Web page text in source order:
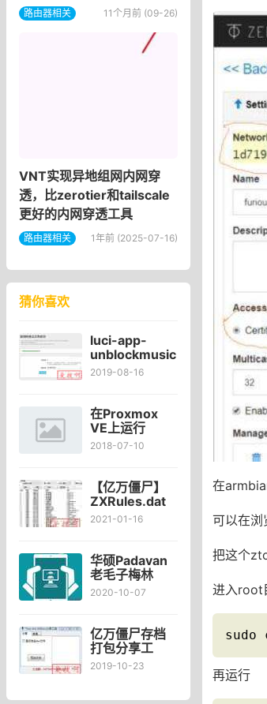
路由器相关 11个月前 (09-26)
VNT实现异地组网内网穿
透，比zerotier和tailscale
更好的内网穿透工具
路由器相关 1年前 (2025-07-16)
猜你喜欢
luci-app-
unblockmusic
插件免费下载
OpenWRT/LEDE
路由器插件
2019-08-16
在Proxmox
VE上运行
OpenWrt/LEDE
OpenWrt/LEDE
固件编译要点
2018-07-10
【亿万僵尸】
ZXRules.dat
文件打开工具
ZX.Data.View6.7
编辑器支持市
长能力生成器
2021-01-16
华硕Padavan
老毛子梅林
OpenWrt固件
扩展SWAP虚
拟内存
2020-10-07
亿万僵尸存档
打包分享工
具，
2019-10-23
在
可以在浏
把这个
进入root
sudo
再运行